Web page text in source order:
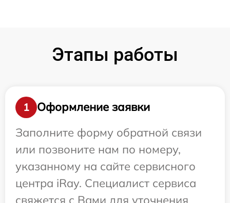
Этапы работы
1
Оформление заявки
Заполните форму обратной связи
или позвоните нам по номеру,
указанному на сайте сервисного
центра iRay. Специалист сервиса
свяжется с Вами для уточнения